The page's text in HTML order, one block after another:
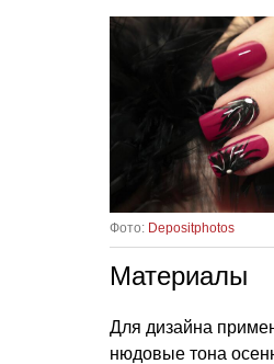
Фото: Depositphotos
Материалы
Для дизайна
нюдовые тона